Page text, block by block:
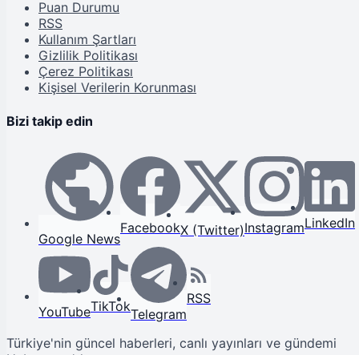
Puan Durumu
RSS
Kullanım Şartları
Gizlilik Politikası
Çerez Politikası
Kişisel Verilerin Korunması
Bizi takip edin
Google News
FacebookX (Twitter)InstagramLinkedIn
YouTubeTikTokTelegram
RSS
Türkiye'nin güncel haberleri, canlı yayınları ve gündemi